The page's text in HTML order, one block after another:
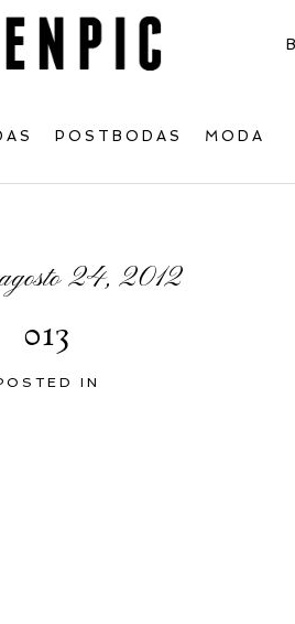
POSTBODAS MODA
24, 2012
013
IN